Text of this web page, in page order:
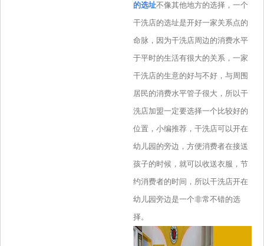
的选址不像其他地方的选择，一个
干洗店的选址是开好一家关系点的
命脉，因为干洗店周边的消费水平
于平时的生活有很大的关系，一家
干洗店的生意的好与不好，与周围
居民的消费水平管子很大，所以干
洗店加盟一定要选择一个比较好的
位置，小编推荐，干洗店可以开在
幼儿园的旁边，方便消费者在接送
孩子的时候，就可以收送衣服，节
约消费者的时间，所以干洗店开在
幼儿园旁边是一个非常不错的选
择。